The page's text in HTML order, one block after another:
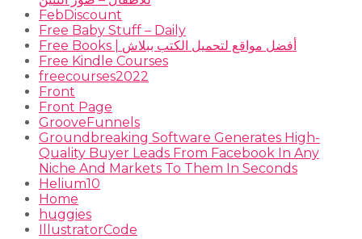
FebDiscount
Free Baby Stuff – Daily
Free Books | أفضل مواقع لتحميل الكتب ببلاش
Free Kindle Courses
freecourses2022
Front
Front Page
GrooveFunnels
Groundbreaking Software Generates High-
Quality Buyer Leads From Facebook In Any
Niche And Markets To Them In Seconds
Helium10
Home
huggies
IllustratorCode